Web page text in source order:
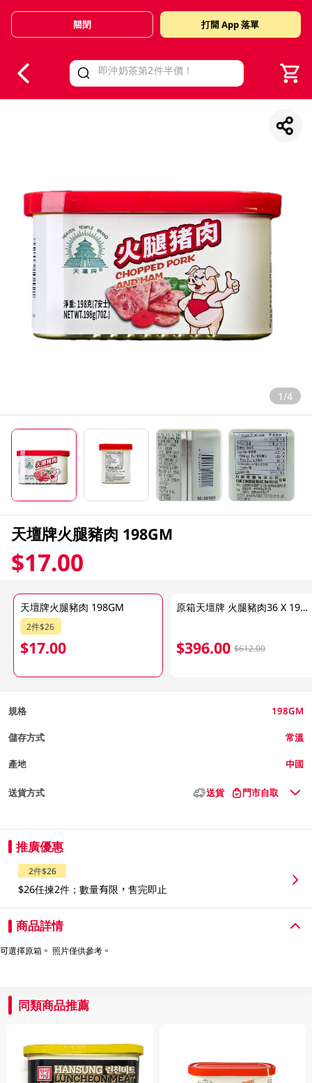
Valid Until 30 June 2026
關閉 打開 App 落單
1/4
天壇牌火腿豬肉 198GM
$17.00
天壇牌火腿豬肉 198GM
2件$26
$17.00
原箱天壇牌 火腿豬肉36 X 198 GM
$396.00 $612.00
規格 198GM
儲存方式 常溫
產地 中國
送貨方式 送貨 門市自取
推廣優惠
2件$26
$26任揀2件；數量有限，售完即止
商品詳情
可選擇原箱。 照片僅供參考。
同類商品推薦